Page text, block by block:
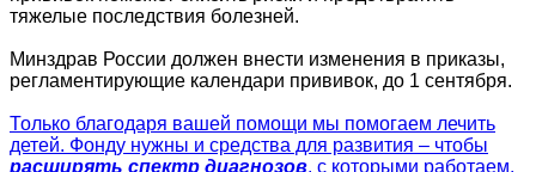
тяжелые последствия болезней.
Минздрав России должен внести изменения в приказы,
регламентирующие календари прививок, до 1 сентября.
Только благодаря вашей помощи мы помогаем лечить
детей. Фонду нужны и средства для развития – чтобы
расширять спектр диагнозов, с которыми работаем,